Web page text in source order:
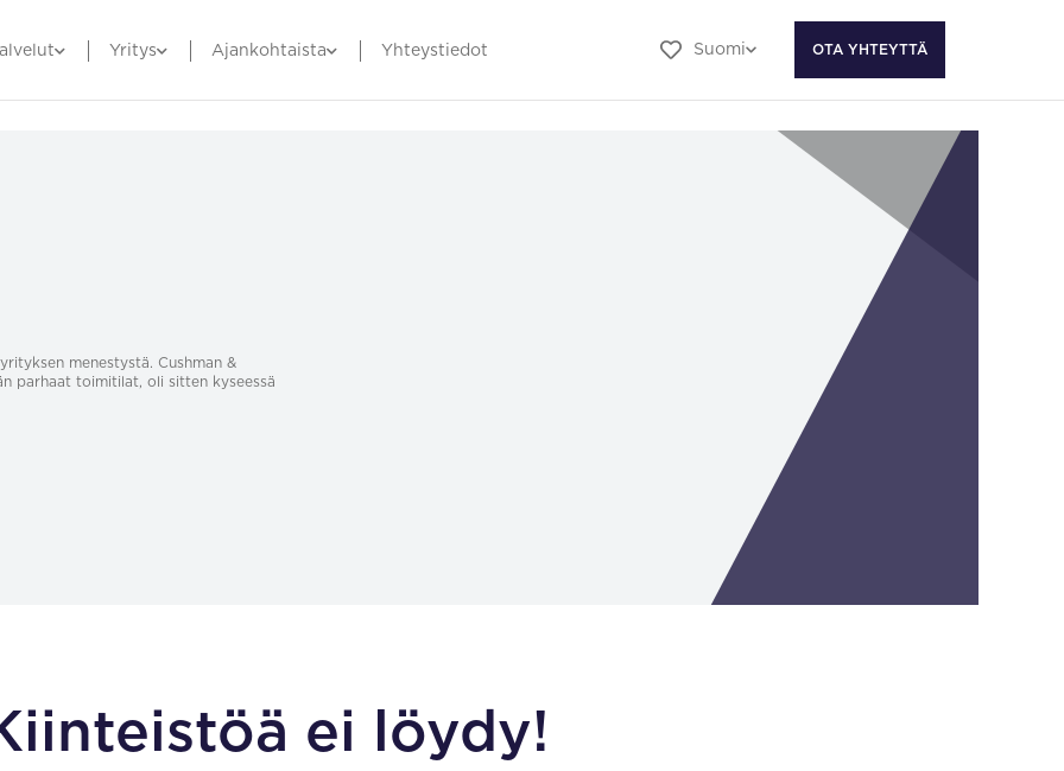
Yritys Ajankohtaista Yhteystiedot Suomi OTA YHTEYTTÄ
menestystä. Cushman &
parhaat toimitilat, oli sitten kyseessä
ei löydy!